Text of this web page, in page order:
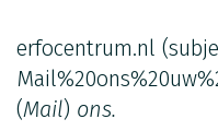
erfocentrum.nl
(Mail) ons.